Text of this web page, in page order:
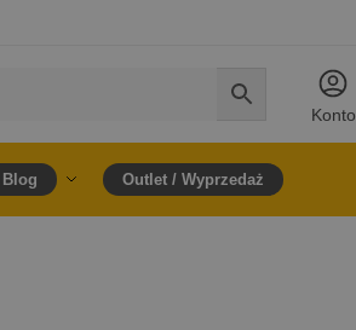
Konto
Blog Outlet / Wyprzedaż